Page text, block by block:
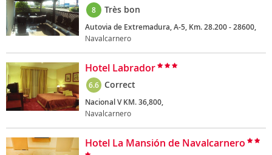
8 Très bon
Autovia de Extremadura, A-5, Km. 28.200 - 28600,
Navalcarnero
Hotel Labrador
6.6 Correct
Nacional V KM. 36,800,
Navalcarnero
Hotel La Mansión de Navalcarnero